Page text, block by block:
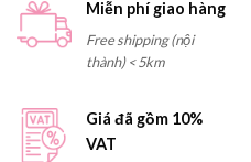
Miễn phí giao hàng
Free shipping (nội
thành) < 5km
Giá đã gồm 10%
VAT